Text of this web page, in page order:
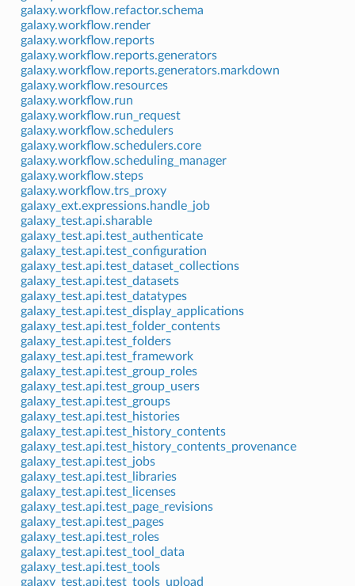
galaxy.workflow.refactor.schema
galaxy.workflow.render
galaxy.workflow.reports
galaxy.workflow.reports.generators
galaxy.workflow.reports.generators.markdown
galaxy.workflow.resources
galaxy.workflow.run
galaxy.workflow.run_request
galaxy.workflow.schedulers
galaxy.workflow.schedulers.core
galaxy.workflow.scheduling_manager
galaxy.workflow.steps
galaxy.workflow.trs_proxy
galaxy_ext.expressions.handle_job
galaxy_test.api.sharable
galaxy_test.api.test_authenticate
galaxy_test.api.test_configuration
galaxy_test.api.test_dataset_collections
galaxy_test.api.test_datasets
galaxy_test.api.test_datatypes
galaxy_test.api.test_display_applications
galaxy_test.api.test_folder_contents
galaxy_test.api.test_folders
galaxy_test.api.test_framework
galaxy_test.api.test_group_roles
galaxy_test.api.test_group_users
galaxy_test.api.test_groups
galaxy_test.api.test_histories
galaxy_test.api.test_history_contents
galaxy_test.api.test_history_contents_provenance
galaxy_test.api.test_jobs
galaxy_test.api.test_libraries
galaxy_test.api.test_licenses
galaxy_test.api.test_page_revisions
galaxy_test.api.test_pages
galaxy_test.api.test_roles
galaxy_test.api.test_tool_data
galaxy_test.api.test_tools
galaxy_test.api.test_tools_upload